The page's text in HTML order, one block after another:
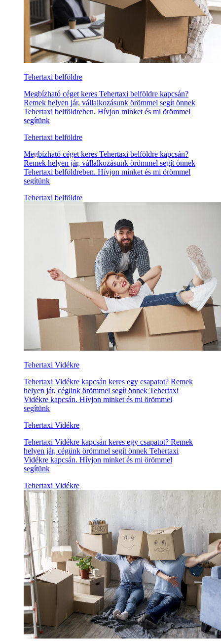
Tehertaxi belföldre
Megbízható céget keres Tehertaxi belföldre kapcsán?
Remek helyen jár, vállalkozásunk örömmel segít önnek
Tehertaxi belföldreben. Hívjon minket és mi örömmel
segítünk
Tehertaxi belföldre
Megbízható céget keres Tehertaxi belföldre kapcsán?
Remek helyen jár, vállalkozásunk örömmel segít önnek
Tehertaxi belföldreben. Hívjon minket és mi örömmel
segítünk
Tehertaxi belföldre
Tehertaxi Vidékre
Tehertaxi Vidékre kapcsán keres egy csapatot? Remek
helyen jár, cégünk örömmel segít önnek Tehertaxi
Vidékre kapcsán. Hívjon minket és mi örömmel
segítünk
Tehertaxi Vidékre
Tehertaxi Vidékre kapcsán keres egy csapatot? Remek
helyen jár, cégünk örömmel segít önnek Tehertaxi
Vidékre kapcsán. Hívjon minket és mi örömmel
segítünk
Tehertaxi Vidékre